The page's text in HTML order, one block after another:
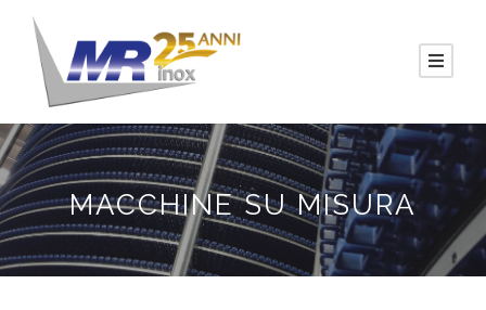
MACCHINE SU MISURA